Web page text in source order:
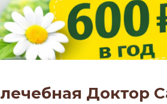
Доктор